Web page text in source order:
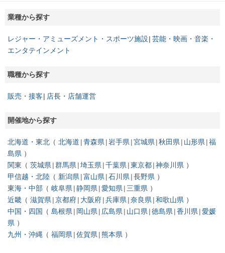
業種から探す
レジャー・アミューズメント・スポーツ施設 芸能・映画・音楽・
エンタテインメント
職種から探す
販売・接客 店長・店舗運営
開催地から探す
北海道・東北 北海道 青森県 岩手県 宮城県 秋田県 山形県 福
島県
関東
茨城県 群馬県 埼玉県 千葉県 東京都 神奈川県
甲信越・北陸
新潟県 富山県 石川県 長野県
東海・中部
岐阜県 静岡県 愛知県 三重県
近畿
滋賀県 京都府 大阪府 兵庫県 奈良県 和歌山県
中国・四国
島根県 岡山県 広島県 山口県 徳島県 香川県 愛媛
県
九州・沖縄
福岡県 佐賀県 熊本県